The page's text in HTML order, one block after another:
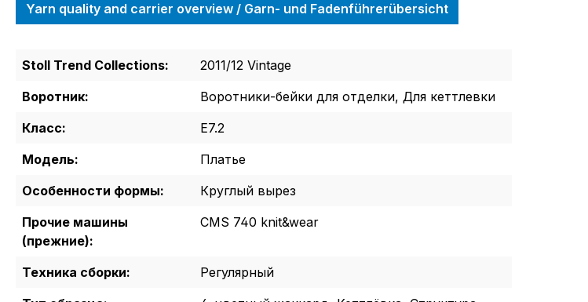
Yarn quality and carrier overview / Garn- und Fadenführerübersicht
Stoll Trend Collections:
2011/12 Vintage
Воротник:
Воротники-бейки для отделки, Для кеттлевки
Класс:
E7.2
Модель:
Платье
Особенности формы:
Круглый вырез
Прочие машины
(прежние):
CMS 740 knit&wear
Техника сборки:
Регулярный